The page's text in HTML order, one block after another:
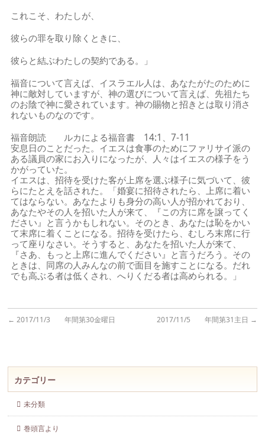
これこそ、わたしが、
彼らの罪を取り除くときに、
彼らと結ぶわたしの契約である。」
福音について言えば、イスラエル人は、あなたがたのために
神に敵対していますが、神の選びについて言えば、先祖たち
のお陰で神に愛されています。神の賜物と招きとは取り消さ
れないものなのです。
福音朗読 ルカによる福音書 14:1、7-11
安息日のことだった。イエスは食事のためにファリサイ派の
ある議員の家にお入りになったが、人々はイエスの様子をう
かがっていた。
イエスは、招待を受けた客が上席を選ぶ様子に気づいて、彼
らにたとえを話された。「婚宴に招待されたら、上席に着い
てはならない。あなたよりも身分の高い人が招かれており、
あなたやその人を招いた人が来て、『この方に席を譲ってく
ださい』と言うかもしれない。そのとき、あなたは恥をかい
て末席に着くことになる。招待を受けたら、むしろ末席に行
って座りなさい。そうすると、あなたを招いた人が来て、
『さあ、もっと上席に進んでください』と言うだろう。その
ときは、同席の人みんなの前で面目を施すことになる。だれ
でも高ぶる者は低くされ、へりくだる者は高められる。」
← 2017/11/3 年間第30金曜日 2017/11/5 年間第31主日 →
カテゴリー
未分類
巻頭言より